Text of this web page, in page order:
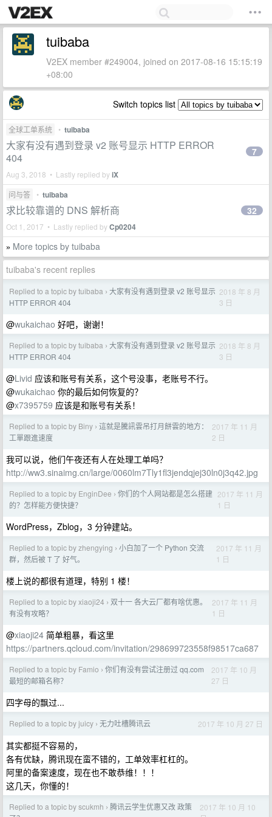
tuibaba
V2EX member #249004, joined on 2017-08-16 15:15:19
+08:00
Switch topics list
全球工单系统 • tuibaba
大家有没有遇到登录 v2 账号显示 HTTP ERROR
404
Aug 3, 2018 • Lastly replied byiX
7
问与答 • tuibaba
求比较靠谱的 DNS 解析商
Oct 1, 2017 • Lastly replied byCp0204
32
» More topics by tuibaba
tuibaba's recent replies
Replied to a topic by tuibaba › 大家有没有遇到登录 v2 账号显示
HTTP ERROR 404
2018 年 8 月
3 日
@wukaichao 好吧，谢谢！
Replied to a topic by tuibaba › 大家有没有遇到登录 v2 账号显示
HTTP ERROR 404
2018 年 8 月
3 日
@Livid 应该和账号有关系，这个号没事，老账号不行。
@wukaichao 你的最后如何恢复的？
@x7395759 应该是和账号有关系！
Replied to a topic by Biny › 這就是騰訊雲吊打月餅雲的地方：
工單跟進速度
2017 年 11 月
2 日
我可以说，他们午夜还有人在处理工单吗？
http://ww3.sinaimg.cn/large/0060lm7Tly1fl3jendqjej30ln0j3q42.jpg
Replied to a topic by EnginDee › 你们的个人网站都是怎么搭建
的？怎样能方便快捷？
2017 年 11 月
1 日
WordPress，Zblog，3 分钟建站。
Replied to a topic by zhengying › 小白加了一个 Python 交流
群，然后被 T 了 好气。
2017 年 11 月
1 日
楼上说的都很有道理，特别 1 楼！
Replied to a topic by xiaoji24 › 双十一 各大云厂都有啥优惠。
有没有攻略？
2017 年 11 月
1 日
@xiaoji24 简单粗暴，看这里
https://partners.qcloud.com/invitation/298699723558f98517ca687
Replied to a topic by Famio › 你们有没有尝试注册过 qq.com
最短的邮箱名称？
2017 年 10 月
27 日
四字母的飘过...
Replied to a topic by juicy › 无力吐槽腾讯云 2017 年 10 月 27 日
其实都挺不容易的，
各有优缺，腾讯现在蛮不错的，工单效率杠杠的。
阿里的备案速度，现在也不敢恭维！！！
这几天，你懂的！
Replied to a topic by scukmh › 腾讯云学生优惠又改 政策
2017 年 10 月 10